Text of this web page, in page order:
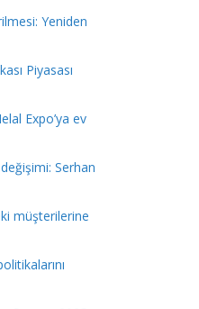
Yeniden
Piyasası
Expo’ya ev
Serhan
müşterilerine